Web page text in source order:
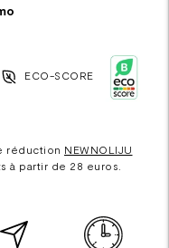
ECO-SCORE
réduction NEWNOLIJU
partir de 28 euros.